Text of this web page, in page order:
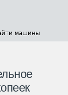
машины